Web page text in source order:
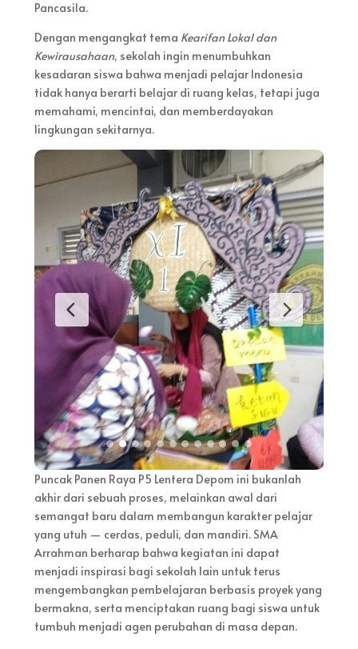
Pancasila.
Dengan mengangkat tema Kearifan Lokal dan
Kewirausahaan, sekolah ingin menumbuhkan
kesadaran siswa bahwa menjadi pelajar Indonesia
tidak hanya berarti belajar di ruang kelas, tetapi juga
memahami, mencintai, dan memberdayakan
lingkungan sekitarnya.
Puncak Panen Raya P5 Lentera Depom ini bukanlah
akhir dari sebuah proses, melainkan awal dari
semangat baru dalam membangun karakter pelajar
yang utuh — cerdas, peduli, dan mandiri. SMA
Arrahman berharap bahwa kegiatan ini dapat
menjadi inspirasi bagi sekolah lain untuk terus
mengembangkan pembelajaran berbasis proyek yang
bermakna, serta menciptakan ruang bagi siswa untuk
tumbuh menjadi agen perubahan di masa depan.